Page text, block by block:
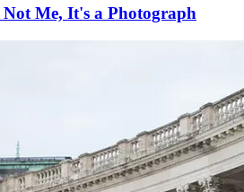
Me, It's a Photograph